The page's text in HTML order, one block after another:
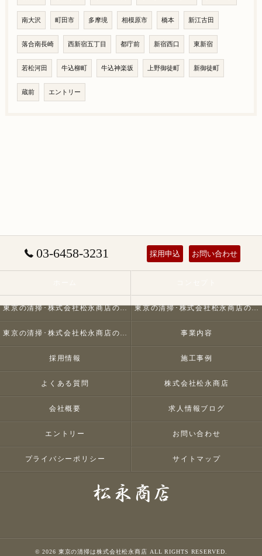
南大沢 町田市 多摩境 相模原市 橋本 新江古田
落合南長崎 西新宿五丁目 都庁前 新宿西口 東新宿
若松河田 牛込柳町 牛込神楽坂 上野御徒町 新御徒町
蔵前 エントリー
03-6458-3231 採用申込 お問い合わせ
東京の清掃･株式会社松永商店の口コミ情報 東京の清掃･株式会社松永商店の評判
東京の清掃･株式会社松永商店のお客様の声 事業内容
採用情報 施工事例
よくある質問 株式会社松永商店
会社概要 求人情報ブログ
エントリー お問い合わせ
プライバシーポリシー サイトマップ
© 2026 東京の清掃は株式会社松永商店 ALL RIGHTS RESERVED.